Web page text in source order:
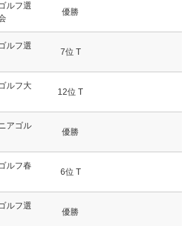
ルフ選
優勝
ルフ選
7位 T
ルフ大
12位 T
アゴル
優勝
ルフ春
6位 T
ルフ選
優勝